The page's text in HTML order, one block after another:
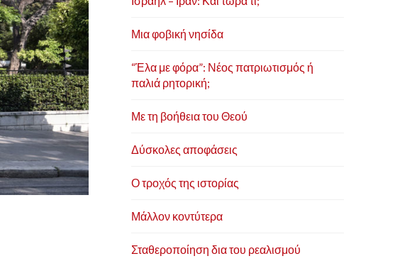
Μια φοβική νησίδα
“Έλα με φόρα”: Νέος πατριωτισμός ή
παλιά ρητορική;
Με τη βοήθεια του Θεού
Δύσκολες αποφάσεις
Ο τροχός της ιστορίας
Μάλλον κοντύτερα
Σταθεροποίηση δια του ρεαλισμού